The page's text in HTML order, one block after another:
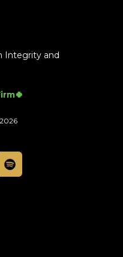
Integrity and